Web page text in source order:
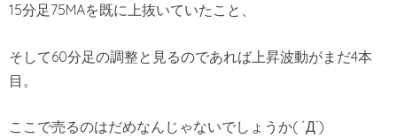
15分足75MAを既に上抜いていたこと、
そして60分足の調整と見るのであれば上昇波動がまだ4本
目。
ここで売るのはだめなんじゃないでしょうか( ´Д`)